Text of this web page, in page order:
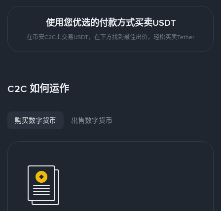
使用您优选的付款方式买卖USDT
在币安C2C上交易USDT，在下方找到最佳出价，轻松买卖Tether
C2C 如何运作
购买数字货币 出售数字货币